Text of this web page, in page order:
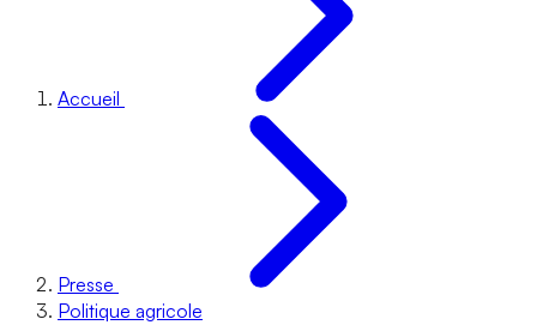
Accueil
Presse
Politique agricole